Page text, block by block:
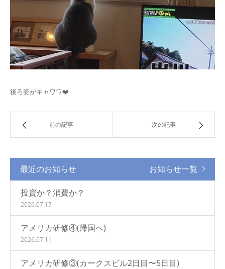
後ろ姿がキャワワ❤️
前の記事 次の記事
最近のお知らせ お知らせ一覧
投資か？消費か？
2026.07.17
アメリカ研修④(帰国へ)
2026.07.11
アメリカ研修③(カークスビル2日目〜5日目)